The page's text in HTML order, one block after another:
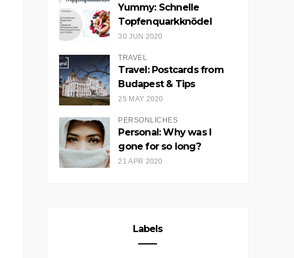
Yummy: Schnelle
Topfenquarkknödel
30 JUN 2020
TRAVEL
Travel: Postcards from
Budapest & Tips
25 MAY 2020
PERSÖNLICHES
Personal: Why was I
gone for so long?
21 APR 2020
Labels